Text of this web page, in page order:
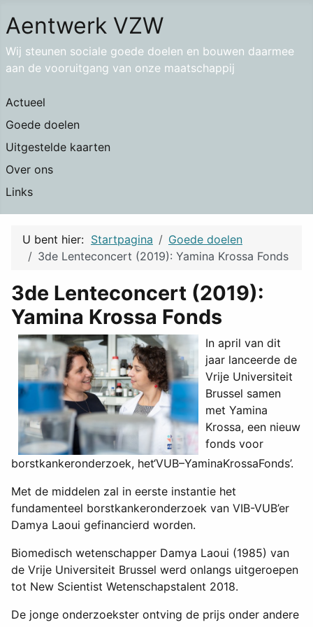
Aentwerk VZW
Wij steunen sociale goede doelen en bouwen daarmee
aan de vooruitgang van onze maatschappij
Actueel
Goede doelen
Uitgestelde kaarten
Over ons
Links
U bent hier: Startpagina
Goede doelen
3de Lenteconcert (2019): Yamina Krossa Fonds
3de Lenteconcert (2019):
Yamina Krossa Fonds
In april van dit
jaar lanceerde de
Vrije Universiteit
Brussel samen
met Yamina
Krossa, een nieuw
fonds voor
borstkankeronderzoek, het‘VUB–YaminaKrossaFonds’.
Met de middelen zal in eerste instantie het
fundamenteel borstkankeronderzoek van VIB-VUB’er
Damya Laoui gefinancierd worden.
Biomedisch wetenschapper Damya Laoui (1985) van
de Vrije Universiteit Brussel werd onlangs uitgeroepen
tot New Scientist Wetenschapstalent 2018.
De jonge onderzoekster ontving de prijs onder andere